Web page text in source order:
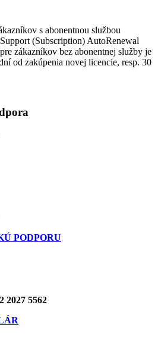
s abonentnou službou
(Subscription) AutoRenewal
zákazníkov bez abonentnej služby je
od zakúpenia novej licencie, resp. 30
PODPORU
2027 5562